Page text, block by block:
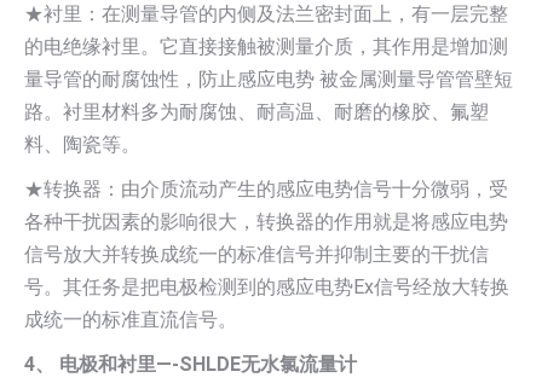
★衬里：在测量导管的内侧及法兰密封面上，有一层完整
的电绝缘衬里。它直接接触被测量介质，其作用是增加测
量导管的耐腐蚀性，防止感应电势 被金属测量导管管壁短
路。衬里材料多为耐腐蚀、耐高温、耐磨的橡胶、氟塑
料、陶瓷等。
★转换器：由介质流动产生的感应电势信号十分微弱，受
各种干扰因素的影响很大，转换器的作用就是将感应电势
信号放大并转换成统一的标准信号并抑制主要的干扰信
号。其任务是把电极检测到的感应电势Ex信号经放大转换
成统一的标准直流信号。
4、 电极和衬里—-SHLDE无水氯流量计